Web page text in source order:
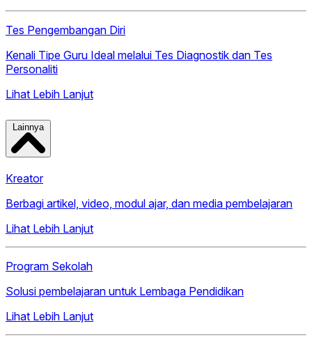
Tes Pengembangan Diri
Kenali Tipe Guru Ideal melalui Tes Diagnostik dan Tes
Personaliti
Lihat Lebih Lanjut
Lainnya
Kreator
Berbagi artikel, video, modul ajar, dan media pembelajaran
Lihat Lebih Lanjut
Program Sekolah
Solusi pembelajaran untuk Lembaga Pendidikan
Lihat Lebih Lanjut